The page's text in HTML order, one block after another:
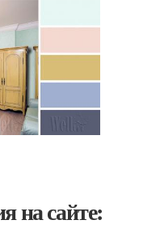
на сайте: